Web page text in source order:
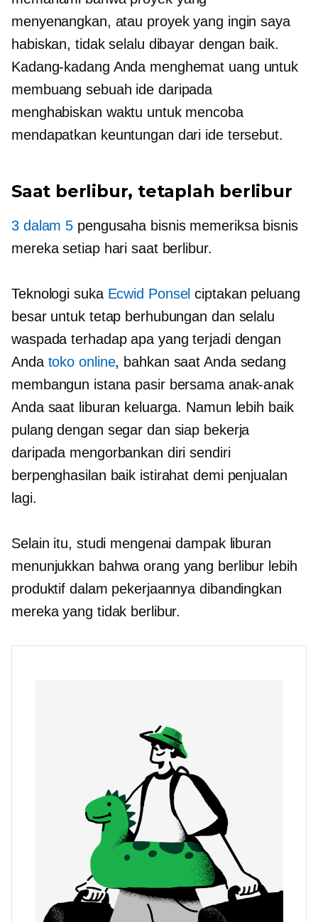
menyenangkan, atau proyek yang ingin saya
habiskan, tidak selalu dibayar dengan baik.
Kadang-kadang Anda menghemat uang untuk
membuang sebuah ide daripada
menghabiskan waktu untuk mencoba
mendapatkan keuntungan dari ide tersebut.
Saat berlibur, tetaplah berlibur
3 dalam 5 pengusaha bisnis memeriksa bisnis
mereka setiap hari saat berlibur.
Teknologi suka Ecwid Ponsel ciptakan peluang
besar untuk tetap berhubungan dan selalu
waspada terhadap apa yang terjadi dengan
Anda toko online, bahkan saat Anda sedang
membangun istana pasir bersama anak-anak
Anda saat liburan keluarga. Namun lebih baik
pulang dengan segar dan siap bekerja
daripada mengorbankan diri sendiri
berpenghasilan baik istirahat demi penjualan
lagi.
Selain itu, studi mengenai dampak liburan
menunjukkan bahwa orang yang berlibur lebih
produktif dalam pekerjaannya dibandingkan
mereka yang tidak berlibur.